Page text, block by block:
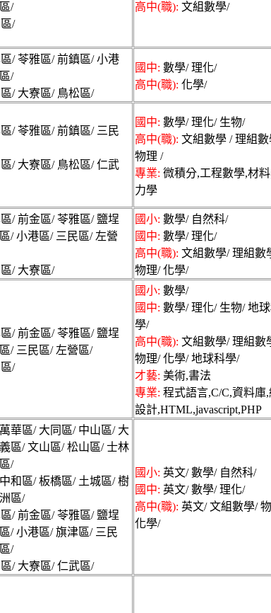
/
/
高中(職): 文組數學/
/ 苓雅區/ 前鎮區/ 小港
/
/ 大寮區/ 鳥松區/
國中: 數學/ 理化/
高中(職): 化學/
/ 苓雅區/ 前鎮區/ 三民
/ 大寮區/ 鳥松區/ 仁武
國中: 數學/ 理化/ 生物/
高中(職): 文組數學 / 理組數
物理 /
專業: 微積分,工程數學,材
力學
/ 前金區/ 苓雅區/ 鹽埕
/ 小港區/ 三民區/ 左營
/ 大寮區/
國小: 數學/ 自然科/
國中: 數學/ 理化/
高中(職): 文組數學/ 理組數
物理/ 化學/
/ 前金區/ 苓雅區/ 鹽埕
/ 三民區/ 左營區/
/
國小: 數學/
國中: 數學/ 理化/ 生物/ 地
學/
高中(職): 文組數學/ 理組數
物理/ 化學/ 地球科學/
才藝: 美術,書法
專業: 程式語言,C/C,資料庫,
設計,HTML,javascript,PHP
華區/ 大同區/ 中山區/ 大
區/ 文山區/ 松山區/ 士林
/
和區/ 板橋區/ 土城區/ 樹
區/
/ 前金區/ 苓雅區/ 鹽埕
/ 小港區/ 旗津區/ 三民
/
/ 大寮區/ 仁武區/
國小: 英文/ 數學/ 自然科/
國中: 英文/ 數學/ 理化/
高中(職): 英文/ 文組數學/
化學/